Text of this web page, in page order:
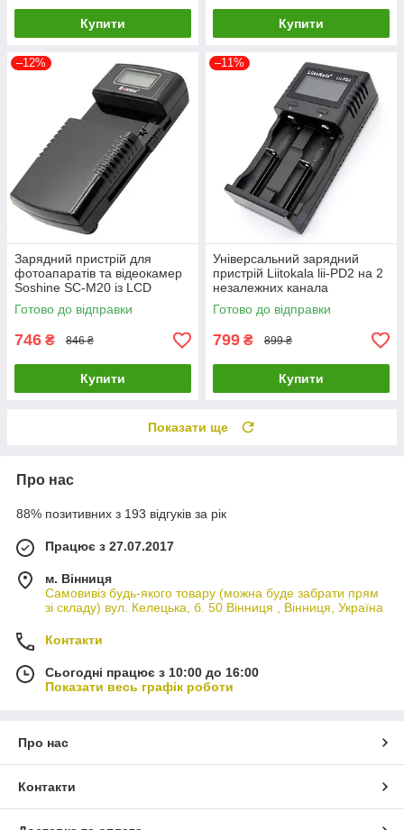
Купити Купити
–12%
Зарядний пристрій для
фотоапаратів та відеокамер
Soshine SC-M20 із LCD
дисплеєм
Готово до відправки
746 ₴ 846 ₴
Купити
–11%
Універсальний зарядний
пристрій Liitokala lii-PD2 на 2
незалежних канала
Готово до відправки
799 ₴ 899 ₴
Купити
Показати ще
Про нас
88% позитивних з 193 відгуків за рік
Працює з 27.07.2017
м. Вінниця
Самовивіз будь-якого товару (можна буде забрати прям
зі складу) вул. Келецька, б. 50 Вінниця , Вінниця, Україна
Контакти
Сьогодні працює з 10:00 до 16:00
Показати весь графік роботи
Про нас
Контакти